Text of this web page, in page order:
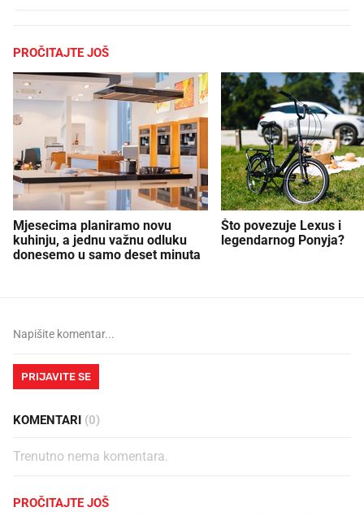
PROČITAJTE JOŠ
Mjesecima planiramo novu
kuhinju, a jednu važnu odluku
donesemo u samo deset minuta
Što povezuje Lexus i
legendarnog Ponyja?
PRIJAVITE SE
KOMENTARI (0)
Trenutno nema komentara.
PROČITAJTE JOŠ